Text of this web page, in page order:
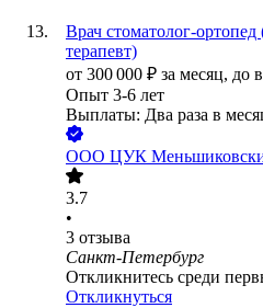
Врач стоматолог-ортопед
терапевт)
от 300 000 ₽ за месяц, до
Опыт 3-6 лет
Выплаты: Два раза в
ООО ЦУК
3.7
•
3 отзыва
Санкт-Петербург
Откликнитесь среди
Откликнуться